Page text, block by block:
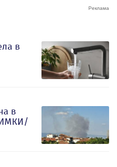
в
в